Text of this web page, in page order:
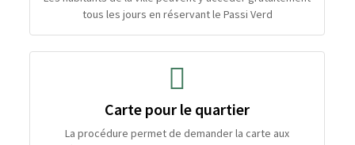
tous les jours en réservant le Passi Verd
Carte pour le quartier
La procédure permet de demander la carte aux